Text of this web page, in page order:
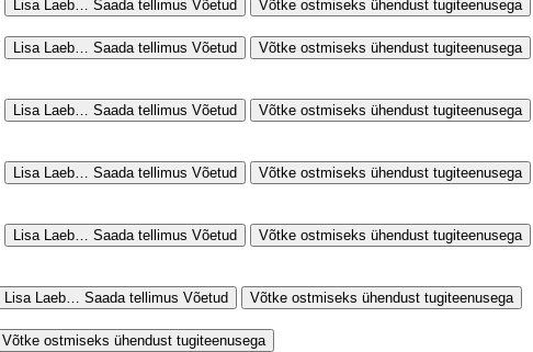
Lisa Laeb… Saada tellimus Võetud Võtke ostmiseks ühendust tugiteenusega
Lisa Laeb… Saada tellimus Võetud Võtke ostmiseks ühendust tugiteenusega
Lisa Laeb… Saada tellimus Võetud Võtke ostmiseks ühendust tugiteenusega
Lisa Laeb… Saada tellimus Võetud Võtke ostmiseks ühendust tugiteenusega
Lisa Laeb… Saada tellimus Võetud Võtke ostmiseks ühendust tugiteenusega
Lisa Laeb… Saada tellimus Võetud Võtke ostmiseks ühendust tugiteenusega
Võtke ostmiseks ühendust tugiteenusega